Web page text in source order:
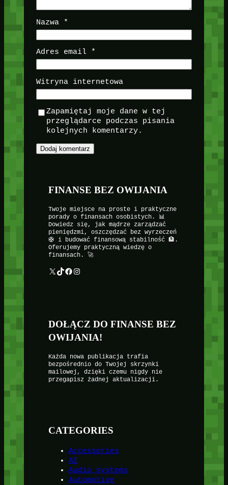
Nazwa *
Adres email *
Witryna internetowa
Zapamiętaj moje dane w tej
przeglądarce podczas pisania
kolejnych komentarzy.
FINANSE BEZ OWIJANIA
Twoje miejsce na proste i praktyczne
porady o finansach osobistych. 📊
Dowiedz się, jak mądrze zarządzać
pieniędzmi, oszczędzać bez wyrzeczeń
🛟 i budować finansową stabilność 🏦.
Oferujemy praktyczną wiedzę o
finansach. 🚀
X TikTok Facebook Instagram
DOŁĄCZ DO FINANSE BEZ
OWIJANIA!
Każda nowa publikacja trafia
bezpośrednio do Twojej skrzynki
mailowej, dzięki czemu nigdy nie
przegapisz żadnej aktualizacji.
CATEGORIES
Accessories
AI
Audio systems
Automotive